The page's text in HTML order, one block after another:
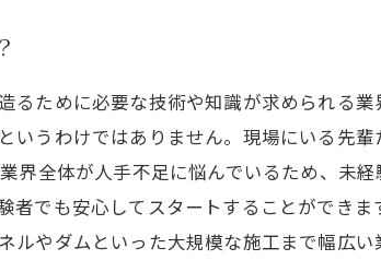
るために必要な技術や知識が求められる
いうわけではありません。現場にいる先
界全体が人手不足に悩んでいるため、未
者でも安心してスタートすることができ
やダムといった大規模な施工まで幅広